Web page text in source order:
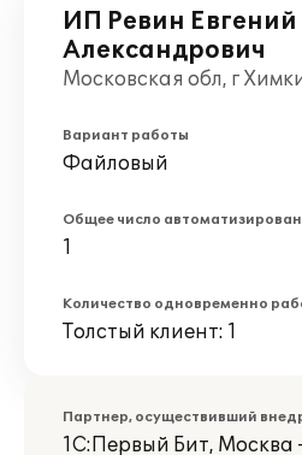
ИП Ревин Евгений
Александрович
Московская обл, г
Вариант работы
Файловый
Общее число
1
Количество одновременно
Толстый клиент: 1
Партнер, осуществивший
1С:Первый Бит, Москва